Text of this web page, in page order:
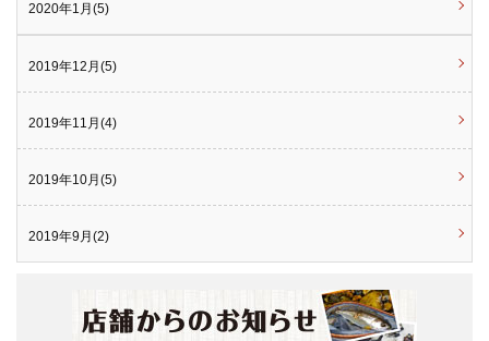
2020年1月(5)
2019年12月(5)
2019年11月(4)
2019年10月(5)
2019年9月(2)